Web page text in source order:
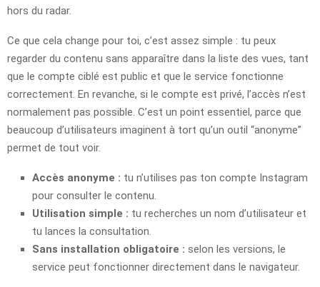
hors du radar.
Ce que cela change pour toi, c’est assez simple : tu peux
regarder du contenu sans apparaître dans la liste des vues, tant
que le compte ciblé est public et que le service fonctionne
correctement. En revanche, si le compte est privé, l’accès n’est
normalement pas possible. C’est un point essentiel, parce que
beaucoup d’utilisateurs imaginent à tort qu’un outil “anonyme”
permet de tout voir.
Accès anonyme : tu n’utilises pas ton compte Instagram
pour consulter le contenu.
Utilisation simple : tu recherches un nom d’utilisateur et
tu lances la consultation.
Sans installation obligatoire : selon les versions, le
service peut fonctionner directement dans le navigateur.